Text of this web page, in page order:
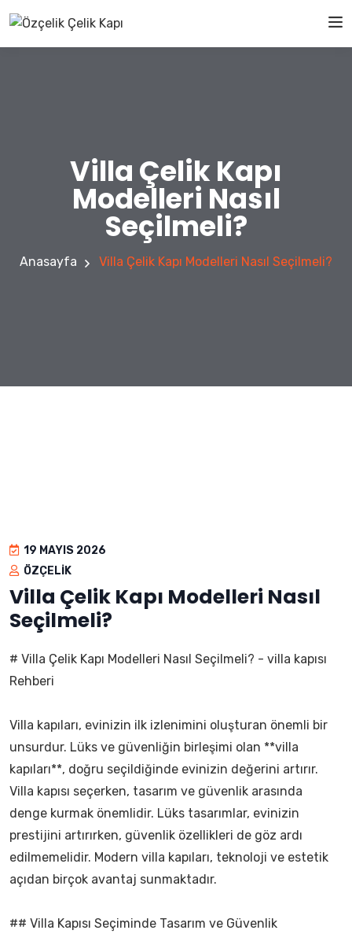
Villa Çelik Kapı
Modelleri Nasıl
Seçilmeli?
Anasayfa Villa Çelik Kapı Modelleri Nasıl Seçilmeli?
19 MAYIS 2026
ÖZÇELIK
Villa Çelik Kapı Modelleri Nasıl
Seçilmeli?
# Villa Çelik Kapı Modelleri Nasıl Seçilmeli? - villa kapısı
Rehberi
Villa kapıları, evinizin ilk izlenimini oluşturan önemli bir
unsurdur. Lüks ve güvenliğin birleşimi olan **villa
kapıları**, doğru seçildiğinde evinizin değerini artırır.
Villa kapısı seçerken, tasarım ve güvenlik arasında
denge kurmak önemlidir. Lüks tasarımlar, evinizin
prestijini artırırken, güvenlik özellikleri de göz ardı
edilmemelidir. Modern villa kapıları, teknoloji ve estetik
açıdan birçok avantaj sunmaktadır.
## Villa Kapısı Seçiminde Tasarım ve Güvenlik